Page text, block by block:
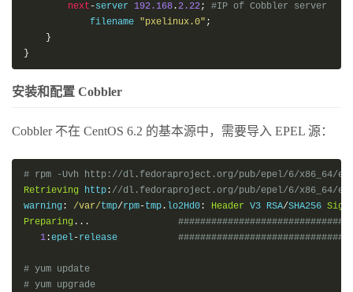
next -server 192.168 .2.22;
#IP of Cobbler server
            filename
"pxelinux.0" ;
}
}
安装和配置 Cobbler
Cobbler 不在 CentOS 6.2 的基本源中，需要导入 EPEL 源：
# rpm -Uvh http://dl.fedoraproject.org/pub/epel/6/x86_64/
Retrieving http : //dl.fedoraproject.org/pub/epel/6/x86_64/
warning : /var/tmp/rpm-tmp . lo2Hd0 : Header V3 RSA/SHA256
Preparing ...
1 :epel-release
# yum update
# yum upgrade